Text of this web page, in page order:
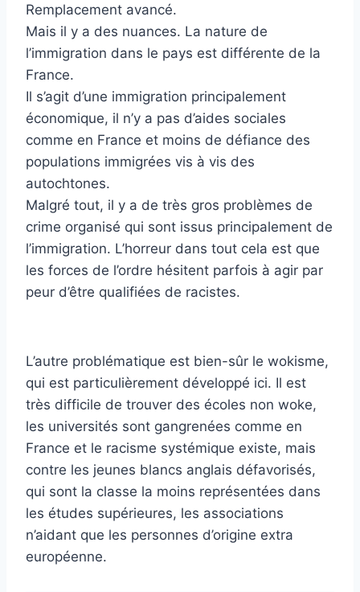
Remplacement avancé.
Mais il y a des nuances. La nature de
l’immigration dans le pays est différente de la
France.
Il s’agit d’une immigration principalement
économique, il n’y a pas d’aides sociales
comme en France et moins de défiance des
populations immigrées vis à vis des
autochtones.
Malgré tout, il y a de très gros problèmes de
crime organisé qui sont issus principalement de
l’immigration. L’horreur dans tout cela est que
les forces de l’ordre hésitent parfois à agir par
peur d’être qualifiées de racistes.
L’autre problématique est bien-sûr le wokisme,
qui est particulièrement développé ici. Il est
très difficile de trouver des écoles non woke,
les universités sont gangrenées comme en
France et le racisme systémique existe, mais
contre les jeunes blancs anglais défavorisés,
qui sont la classe la moins représentées dans
les études supérieures, les associations
n’aidant que les personnes d’origine extra
européenne.